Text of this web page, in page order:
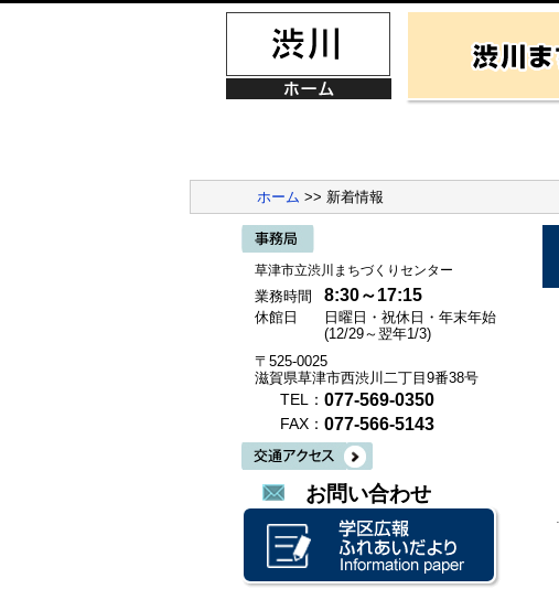
ホーム >> 新着情報
草津市立渋川まちづくりセンター
業務時間 8:30～17:15
休館日
日曜日・祝休日・年末年始
(12/29～翌年1/3)
〒525-0025
滋賀県草津市西渋川二丁目9番38号
TEL： 077-569-0350
FAX： 077-566-5143
お問い合わせ